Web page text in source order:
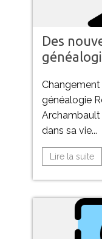
Des
généalogie
dans sa vie...
Lire la suite